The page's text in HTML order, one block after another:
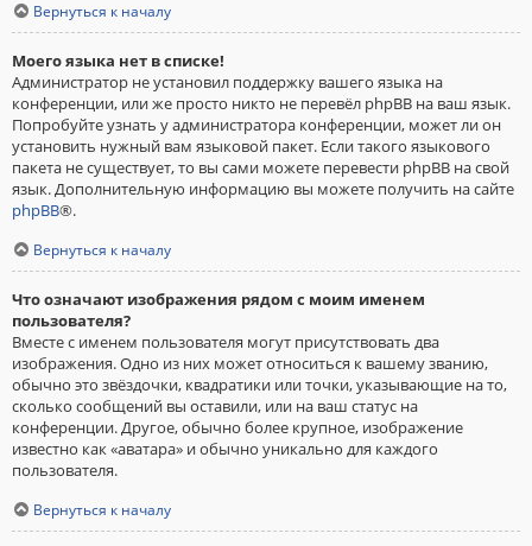
Вернуться к началу
Моего языка нет в списке!
Администратор не установил поддержку вашего языка на
конференции, или же просто никто не перевёл phpBB на ваш язык.
Попробуйте узнать у администратора конференции, может ли он
установить нужный вам языковой пакет. Если такого языкового
пакета не существует, то вы сами можете перевести phpBB на свой
язык. Дополнительную информацию вы можете получить на сайте
phpBB®.
Вернуться к началу
Что означают изображения рядом с моим именем
пользователя?
Вместе с именем пользователя могут присутствовать два
изображения. Одно из них может относиться к вашему званию,
обычно это звёздочки, квадратики или точки, указывающие на то,
сколько сообщений вы оставили, или на ваш статус на
конференции. Другое, обычно более крупное, изображение
известно как «аватара» и обычно уникально для каждого
пользователя.
Вернуться к началу